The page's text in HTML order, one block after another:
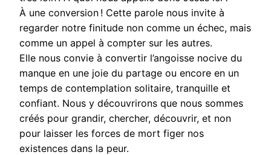
À une conversion ! Cette parole nous invite à
regarder notre finitude non comme un échec, mais
comme un appel à compter sur les autres.
Elle nous convie à convertir l’angoisse nocive du
manque en une joie du partage ou encore en un
temps de contemplation solitaire, tranquille et
confiant. Nous y découvrirons que nous sommes
créés pour grandir, chercher, découvrir, et non
pour laisser les forces de mort figer nos
existences dans la peur.